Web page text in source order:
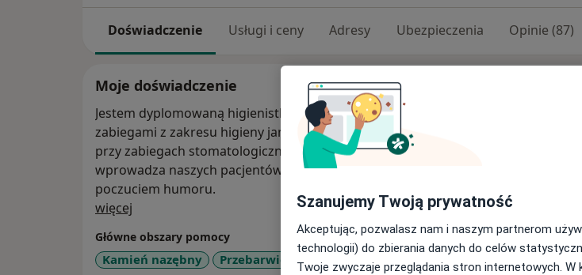
Doświadczenie Usługi i ceny Adresy Ubezpieczenia Opinie (87)
Moje doświadczenie
Jestem dyplomowaną higienistką stomatologiczną . W gabinecie zajmuje się
zabiegami z zakresu higieny jamy ustnej, wybielaniem zębów oraz asystowaniem
przy zabiegach stomatologicznych i chirurgicznych. Higienistka, która
wprowadza naszych pacjentów w miły nastrój, zawsze uśmiechnięta, z dużym
poczuciem humoru.
więcej
Główne obszary pomocy
Kamień nazębny Przebarwienia zębów +11 a11y_sr_more_diseases
Szanujemy Twoją prywatność
Akceptując, pozwalasz nam i naszym partnerom
technologii) do zbierania danych do celów
Twoje zwyczaje przeglądania stron internetowych. W